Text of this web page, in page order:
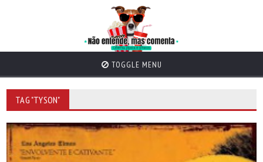
TOGGLE MENU
TAG "TYSON"